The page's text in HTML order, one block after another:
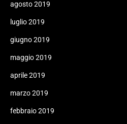
agosto 2019
luglio 2019
giugno 2019
maggio 2019
aprile 2019
marzo 2019
febbraio 2019